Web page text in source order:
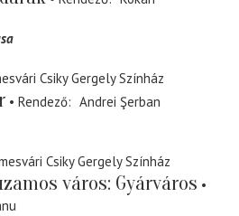
Csiky Gergely Színház
Rendező
Andrei Şerban
Csiky Gergely Színház
város: Gyárváros